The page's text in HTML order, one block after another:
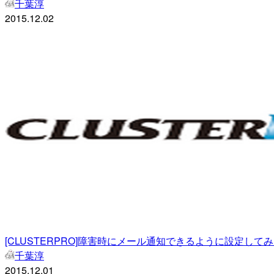
千葉淳
2015.12.02
[CLUSTERPRO]障害時にメール通知できるように設定して
千葉淳
2015.12.01